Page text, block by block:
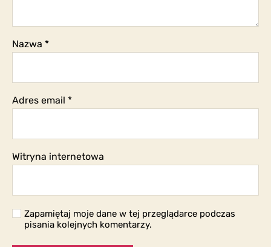
Nazwa *
Adres email *
Witryna internetowa
Zapamiętaj moje dane w tej przeglądarce podczas
pisania kolejnych komentarzy.